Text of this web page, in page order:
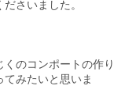
さいました。
のコンポートの作り
みたいと思いま